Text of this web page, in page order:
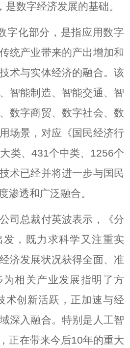
数字经济发展的基础。
化部分，是指应用数字
统产业带来的产出增加和
术与实体经济的融合。该
智能制造、智能交通、智
数字商贸、数字社会、数
场景，对应《国民经济行
类、431个中类、1256个
术已经并将进一步与国民
渗透和广泛融合。
总裁付英波表示，《分
，既力求科学又注重实
济发展状况获得全面、准
相关产业发展指明了方
术创新活跃，正加速与经
深入融合。特别是人工智
正在带来今后10年的重大